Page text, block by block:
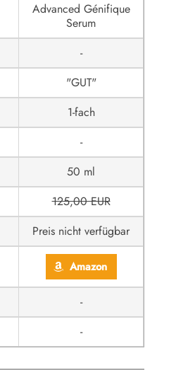
Advanced Génifique
Serum
-
"GUT"
1-fach
-
50 ml
125,00 EUR
Preis nicht verfügbar
Amazon
-
-